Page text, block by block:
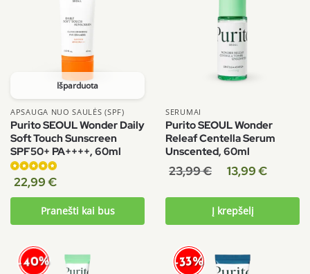
Išparduota
APSAUGA NUO SAULĖS (SPF)
Purito SEOUL Wonder Daily
Soft Touch Sunscreen
SPF50+ PA++++, 60ml
Įvertinimas:
22,99€
Pranešti kai bus
SERUMAI
Purito SEOUL Wonder
Releaf Centella Serum
Unscented, 60ml
23,99€ 13,99€
Į krepšelį
-40% -33%